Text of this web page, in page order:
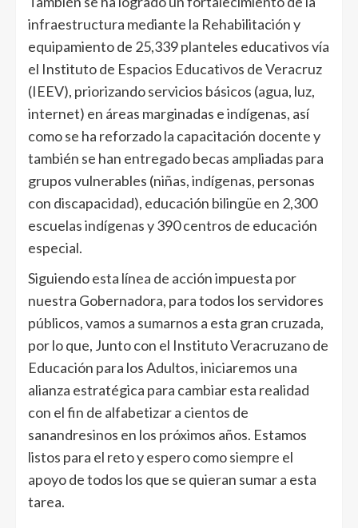
infraestructura mediante la Rehabilitación y
equipamiento de 25,339 planteles educativos vía
el Instituto de Espacios Educativos de Veracruz
(IEEV), priorizando servicios básicos (agua, luz,
internet) en áreas marginadas e indígenas, así
como se ha reforzado la capacitación docente y
también se han entregado becas ampliadas para
grupos vulnerables (niñas, indígenas, personas
con discapacidad), educación bilingüe en 2,300
escuelas indígenas y 390 centros de educación
especial.
Siguiendo esta línea de acción impuesta por
nuestra Gobernadora, para todos los servidores
públicos, vamos a sumarnos a esta gran cruzada,
por lo que, Junto con el Instituto Veracruzano de
Educación para los Adultos, iniciaremos una
alianza estratégica para cambiar esta realidad
con el fin de alfabetizar a cientos de
sanandresinos en los próximos años. Estamos
listos para el reto y espero como siempre el
apoyo de todos los que se quieran sumar a esta
tarea.